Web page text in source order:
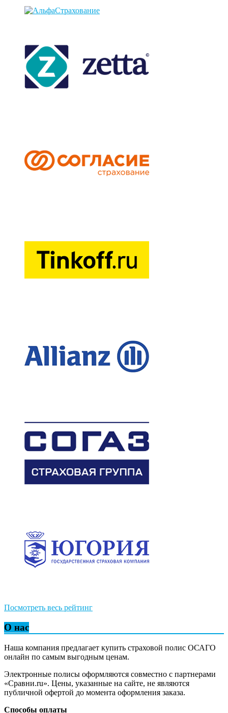
Посмотреть весь рейтинг
О нас
Наша компания предлагает купить страховой полис ОСАГО
онлайн по самым выгодным ценам.
Электронные полисы оформляются совместно с партнерами
«Сравни.ru». Цены, указанные на сайте, не являются
публичной офертой до момента оформления заказа.
Способы оплаты